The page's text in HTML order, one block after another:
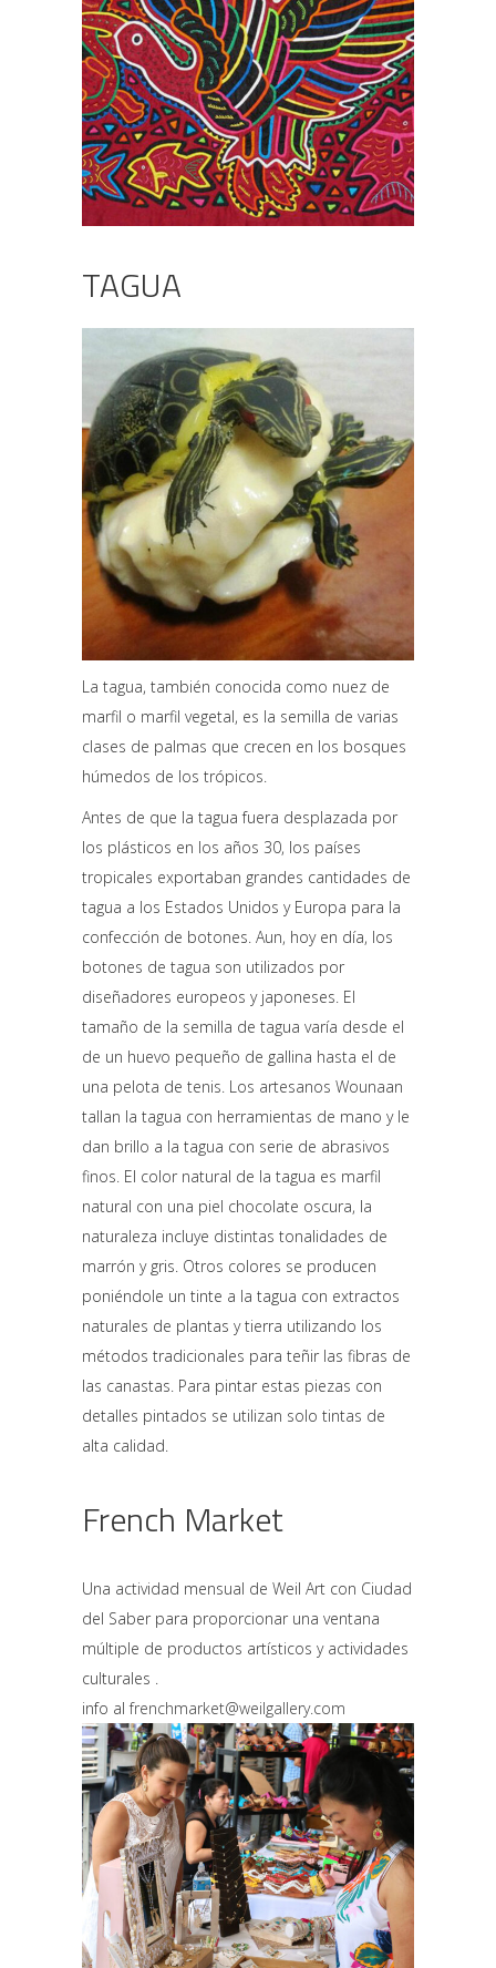
TAGUA
La tagua, también conocida como nuez de
marfil o marfil vegetal, es la semilla de varias
clases de palmas que crecen en los bosques
húmedos de los trópicos.
Antes de que la tagua fuera desplazada por
los plásticos en los años 30, los países
tropicales exportaban grandes cantidades de
tagua a los Estados Unidos y Europa para la
confección de botones. Aun, hoy en día, los
botones de tagua son utilizados por
diseñadores europeos y japoneses. El
tamaño de la semilla de tagua varía desde el
de un huevo pequeño de gallina hasta el de
una pelota de tenis. Los artesanos Wounaan
tallan la tagua con herramientas de mano y le
dan brillo a la tagua con serie de abrasivos
finos. El color natural de la tagua es marfil
natural con una piel chocolate oscura, la
naturaleza incluye distintas tonalidades de
marrón y gris. Otros colores se producen
poniéndole un tinte a la tagua con extractos
naturales de plantas y tierra utilizando los
métodos tradicionales para teñir las fibras de
las canastas. Para pintar estas piezas con
detalles pintados se utilizan solo tintas de
alta calidad.
French Market
Una actividad mensual de Weil Art con Ciudad
del Saber para proporcionar una ventana
múltiple de productos artísticos y actividades
culturales .
info alfrenchmarket@weilgallery.com